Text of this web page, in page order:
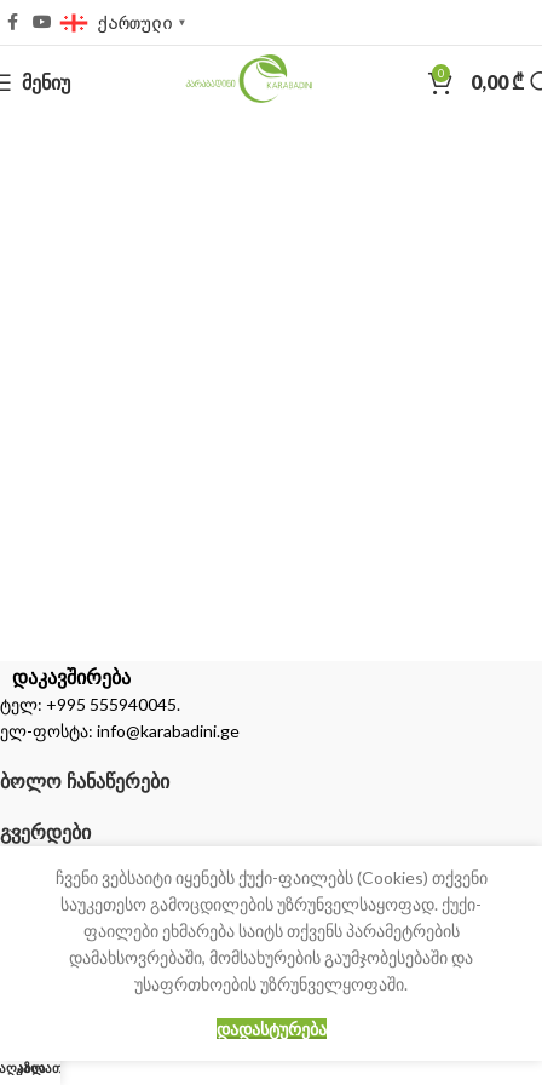
ქართული ▼
ᲛᲔᲜᲘᲣ 0 0,00₾
დაკავშირება
ტელ: +995 555940045.
ელ-ფოსტა: info@karabadini.ge
ᲑᲝᲚᲝ ᲩᲐᲜᲐᲬᲔᲠᲔᲑᲘ
ᲒᲕᲔᲠᲓᲔᲑᲘ
ჩვენი ვებსაიტი იყენებს ქუქი-ფაილებს (Cookies) თქვენი
საუკეთესო გამოცდილების უზრუნველსაყოფად. ქუქი-
ფაილები ეხმარება საიტს თქვენს პარამეტრების
დამახსოვრებაში, მომსახურების გაუმჯობესებაში და
უსაფრთხოების უზრუნველყოფაში.
ᲓᲐᲓᲐᲡᲢᲣᲠᲔᲑᲐ
კალათა